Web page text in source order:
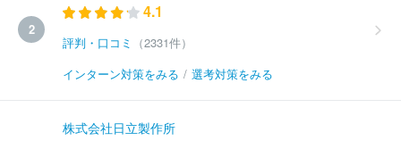
2
4.1
評判・口コミ
（2331件）
インターン対策をみる / 選考対策をみる
株式会社日立製作所